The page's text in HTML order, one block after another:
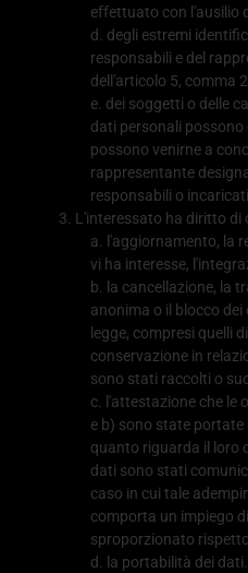
effettuato con l'ausilio
degli estremi
responsabili e del
dell'articolo 5, comma
dei soggetti o delle
dati personali possono
possono venirne a
rappresentante
responsabili o incaricati.
L'interessato ha diritto di
l'aggiornamento, la
vi ha interesse,
la cancellazione, la
anonima o il blocco
legge, compresi quelli
conservazione in
sono stati raccolti o
l'attestazione che le
e b) sono state portate
quanto riguarda il loro
dati sono stati
caso in cui tale
comporta un impiego
sproporzionato
la portabilità dei dati.